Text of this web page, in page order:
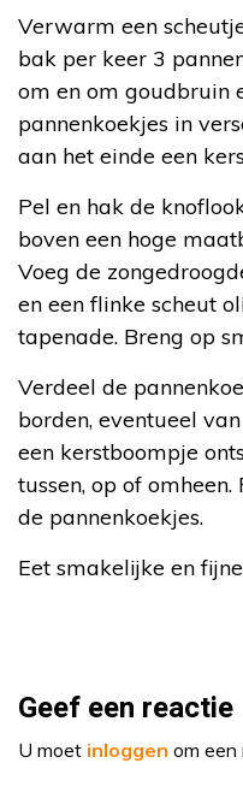
Verwarm een
bak per keer 3
om en om goudbruin
pannenkoekjes in
aan het einde een
Pel en hak de
boven een hoge
Voeg de
en een flinke scheut
tapenade. Breng op
Verdeel de
borden, eventueel
een kerstboompje
tussen, op of
de pannenkoekjes.
Eet smakelijke en
Geef een reactie
U moet inloggen om een